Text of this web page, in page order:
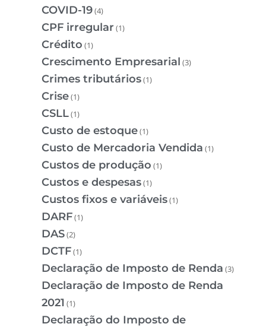
COVID-19(4)
CPF irregular (1)
Crédito (1)
Crescimento Empresarial (3)
Crimes tributários(1)
Crise(1)
CSLL(1)
Custo de estoque(1)
Custo de Mercadoria Vendida (1)
Custos de produção (1)
Custos e despesas(1)
Custos fixos e variáveis(1)
DARF(1)
DAS(2)
DCTF(1)
Declaração de Imposto de Renda (3)
Declaração de Imposto de Renda
2021 (1)
Declaração do Imposto de